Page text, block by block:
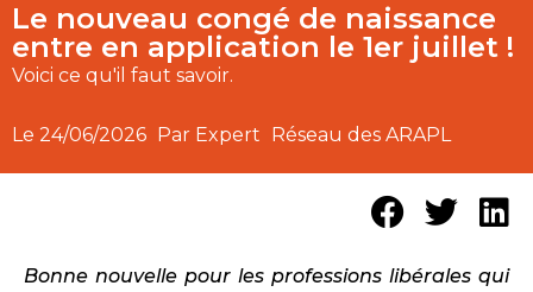
Le nouveau congé de naissance
entre en application le 1er juillet !
Voici ce qu'il faut savoir.
Le 24/06/2026 Par Expert Réseau des ARAPL
Bonne nouvelle pour les professions libérales qui